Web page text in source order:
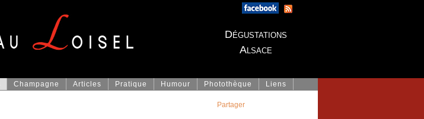
Dégustations
Alsace
Champagne Articles Pratique Humour Photothèque Liens
Partager